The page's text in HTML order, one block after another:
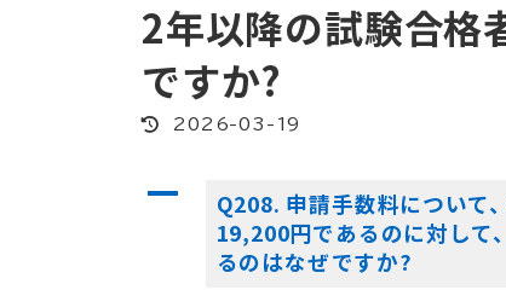
2年以降の試験合格
ですか?
最
日
2026-03-19
A
Q208. 申請手数料について
19,200円であるのに対して
るのはなぜですか?